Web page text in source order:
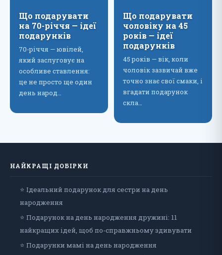
Що подарувати
на 70-річчя — ідеї
подарунків
70-річчя — ювілей,
який заслуговує на
особливе ставлення:
це не просто ще один
день народ…
Що подарувати
чоловіку на 45
років — ідеї
подарунків
45 років — вік, коли
чоловік зазвичай вже
точно знає свої смаки, і
вгадати подарунок
скла…
НАЙКРАЩІ ДОБІРКИ
⭐ Ідеальний подарунок для сестри на день
народження
⭐ Подарунок на день народження дружині: 11
найкращих ідей, щоб по-справжньому здивувати
⭐ Подарунки мамі на день народження